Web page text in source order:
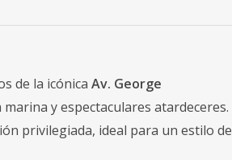
de la icónica Av. George
y espectaculares atardeceres.
privilegiada, ideal para un estilo de